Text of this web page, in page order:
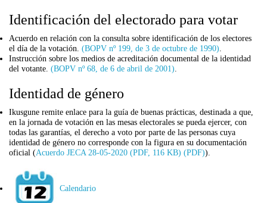
Identificación del electorado para votar
Acuerdo en relación con la consulta sobre identificación de los electores
el día de la votación. (BOPV nº 199, de 3 de octubre de 1990)
Instrucción sobre los medios de acreditación documental de la identidad
del votante. (BOPV nº 68, de 6 de abril de 2001)
Identidad de género
Ikusgune remite enlace para la guía de buenas prácticas, destinada a que,
en la jornada de votación en las mesas electorales se pueda ejercer, con
todas las garantías, el derecho a voto por parte de las personas cuya
identidad de género no corresponde con la figura en su documentación
oficial (Acuerdo JECA 28-05-2020 (PDF, 116 KB) (PDF)).
Calendario